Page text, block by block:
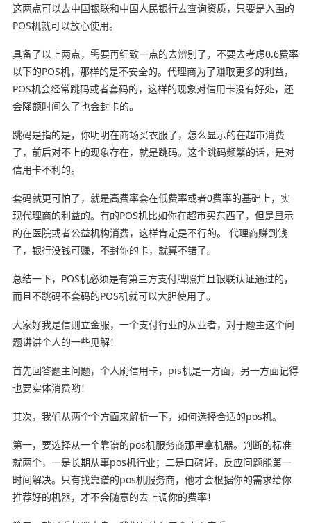
这两点可以去中国银联和中国人民银行去查询资质，只要是入围的
POS机就可以放心使用。
具备了以上两点，需要再细致一点的去辨别了，不要去考虑0.6费率
以下的POS机，那样的是不安全的。代理商为了赚取更多的利益，
POS机会经常跳码或者套码的，这样的现象对信用卡没有好处，还
会降额时间久了也会封卡的。
跳码是指的是，你明明在商场买衣服了，怎么显示的在超市消费
了，前后对不上的现象存在，就是跳码。这个跳码频繁的话，是对
信用卡不利的。
套码就更可怕了，就是高费率套在低费率或者0费率的基础上，实
现代理商的利益的。有的POS机比如你在超市买东西了，但是显示
的在医院或者公益机构消费，这样肯定是不行的。 代理商赚到钱
了，银行没钱可赚，不封你的卡，就算不错了。
总结一下，POS机必须是有第三方支付牌照并且银联认证通过的，
而且不跳码不套码的POS机就可以大胆使用了。
大家好我是信则立金服，一个支付行业的从业者，对于题主这个问
题讲讲个人的一些见解！
首先回答题主问题，个人刷信用卡，pis机是一方面，另一方面记得
也要实体消费哟！
其次，我们从两个个方面来解析一下，如何选择合适的pos机。
第一，要选择从一个靠谱的pos机服务商那里拿机器。判断的标准
就两个，一是长期从事pos机行业；二是口碑好，反应问题能第一
时间解决。只有找靠谱的pos机服务商，他才会根据你的需求给你
推荐好的机器，才不会随意的去上调你的费率！